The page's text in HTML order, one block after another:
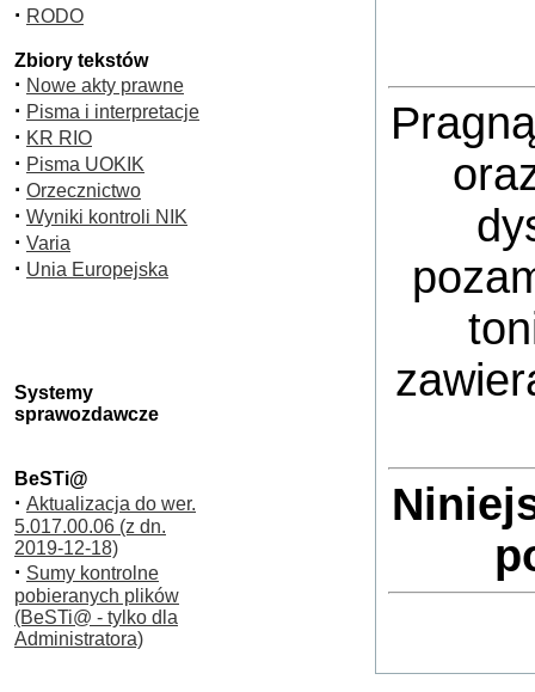
· RODO
Zbiory tekstów
· Nowe akty prawne
· Pisma i interpretacje
· KR RIO
· Pisma UOKIK
· Orzecznictwo
· Wyniki kontroli NIK
· Varia
· Unia Europejska
Systemy
sprawozdawcze
BeSTi@
· Aktualizacja do wer.
5.017.00.06 (z dn.
2019-12-18)
· Sumy kontrolne
pobieranych plików
(BeSTi@ - tylko dla
Administratora)